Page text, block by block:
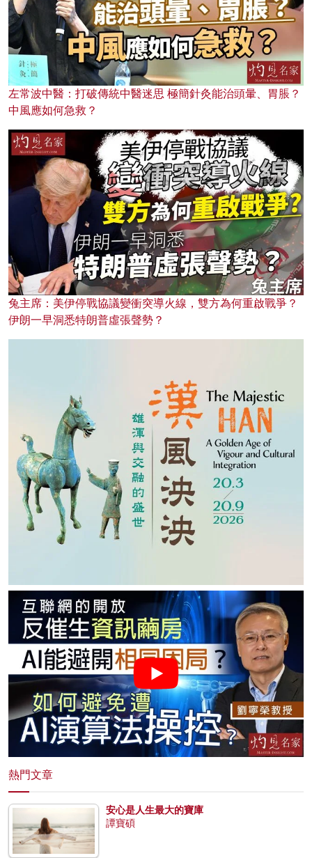
左常波中醫：打破傳統中醫迷思 極簡針灸能治頭暈、胃脹？
中風應如何急救？
兔主席：美伊停戰協議變衝突導火線，雙方為何重啟戰爭？
伊朗一早洞悉特朗普虛張聲勢？
熱門文章
安心是人生最大的寶庫
譚寶碩